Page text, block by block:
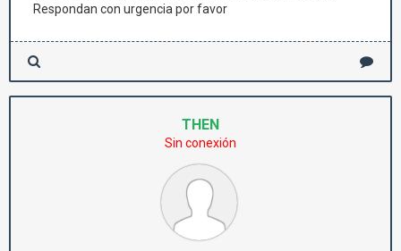
Respondan con urgencia por favor
THEN
Sin conexión